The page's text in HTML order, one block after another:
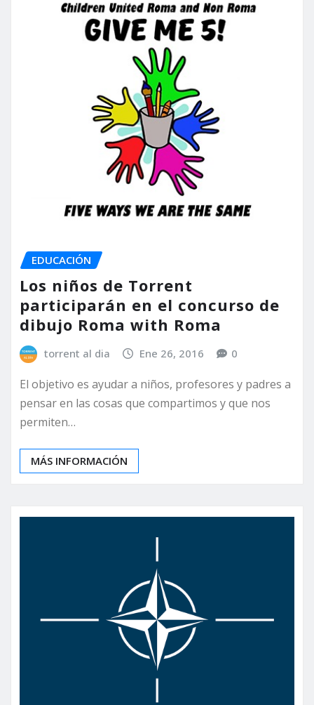
EDUCACIÓN
Los niños de Torrent
participarán en el concurso de
dibujo Roma with Roma
torrent al dia Ene 26, 2016 0
El objetivo es ayudar a niños, profesores y padres a
pensar en las cosas que compartimos y que nos
permiten…
MÁS INFORMACIÓN